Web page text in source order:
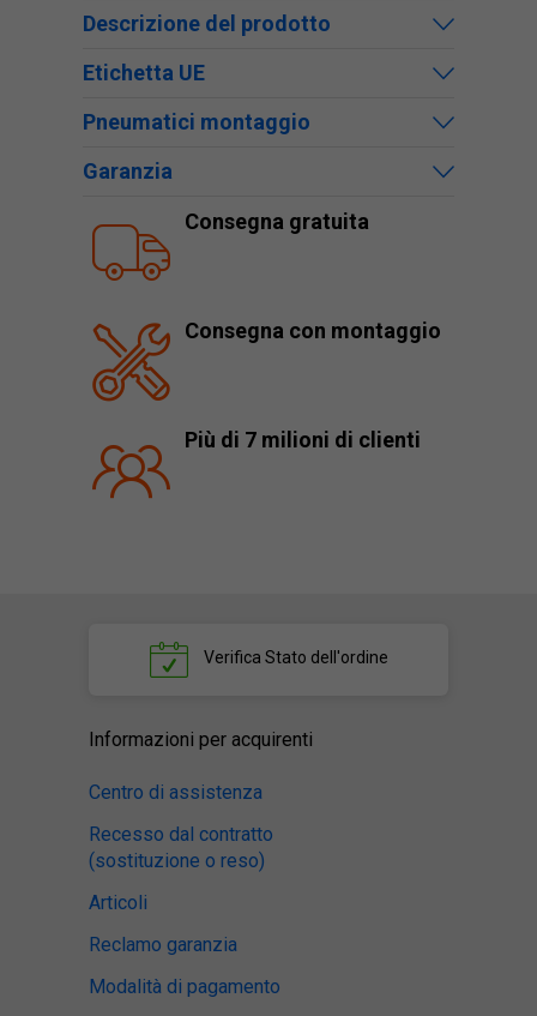
Descrizione del prodotto
Etichetta UE
Pneumatici montaggio
Garanzia
Consegna gratuita
Consegna con montaggio
Più di 7 milioni di clienti
Verifica Stato dell'ordine
Informazioni per acquirenti
Centro di assistenza
Recesso dal contratto
(sostituzione o reso)
Articoli
Reclamo garanzia
Modalità di pagamento